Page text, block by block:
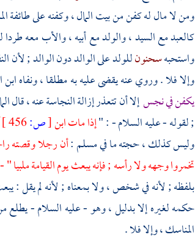
ومن لا مال له كفن من بيت المال ، وكفنه على طائفة
كالعبد مع السيد ، والولد مع أبيه ، والأب معه
واستحبهسحنونللولد على الوالد دون الوالد ; لأن
وإلا فلا . وروي عنه يقضى عليه به مطلقا ، ونفاه
يكفن في نجسإلا أن تتعذر إزالة النجاسة عنه ، قال
; لقوله - عليه السلام - : "إذا مات ابن[ص:456 ]
وليس كذلك ، حجته ما فيمسلم:أن رجلا وقصته
تخمروا وجهه ولا رأسه ; فإنه يبعث يوم القيامة
بلفظه ; لأنه في شخص ، ولا بمعناه ; لأنه لم يقل :
حكمه لغيره إلا بدليل ، وهو - عليه السلام -
المناسك ، وإلا فلا .